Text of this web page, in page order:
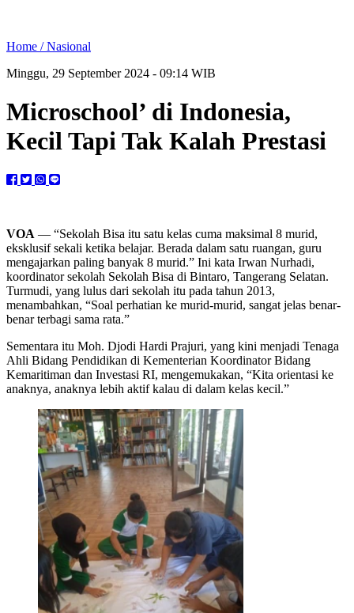
Home /Nasional
Minggu, 29 September 2024 - 09:14 WIB
Microschool’ di Indonesia,
Kecil Tapi Tak Kalah Prestasi
VOA — “Sekolah Bisa itu satu kelas cuma maksimal 8 murid,
eksklusif sekali ketika belajar. Berada dalam satu ruangan, guru
mengajarkan paling banyak 8 murid.” Ini kata Irwan Nurhadi,
koordinator sekolah Sekolah Bisa di Bintaro, Tangerang Selatan.
Turmudi, yang lulus dari sekolah itu pada tahun 2013,
menambahkan, “Soal perhatian ke murid-murid, sangat jelas benar-
benar terbagi sama rata.”
Sementara itu Moh. Djodi Hardi Prajuri, yang kini menjadi Tenaga
Ahli Bidang Pendidikan di Kementerian Koordinator Bidang
Kemaritiman dan Investasi RI, mengemukakan, “Kita orientasi ke
anaknya, anaknya lebih aktif kalau di dalam kelas kecil.”